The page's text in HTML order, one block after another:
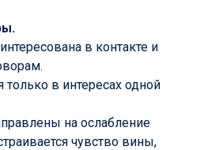
в контакте и
в интересах одной
на ослабление
чувство вины,